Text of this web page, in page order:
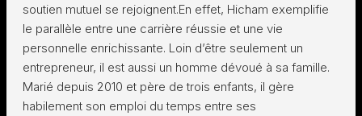
soutien mutuel se rejoignent.En effet, Hicham exemplifie
le parallèle entre une carrière réussie et une vie
personnelle enrichissante. Loin d’être seulement un
entrepreneur, il est aussi un homme dévoué à sa famille.
Marié depuis 2010 et père de trois enfants, il gère
habilement son emploi du temps entre ses